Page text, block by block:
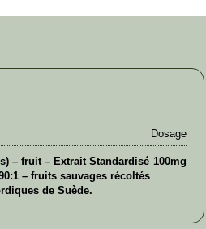
Dosage
– fruit – Extrait Standardisé
– fruits sauvages récoltés
de Suède.
100mg